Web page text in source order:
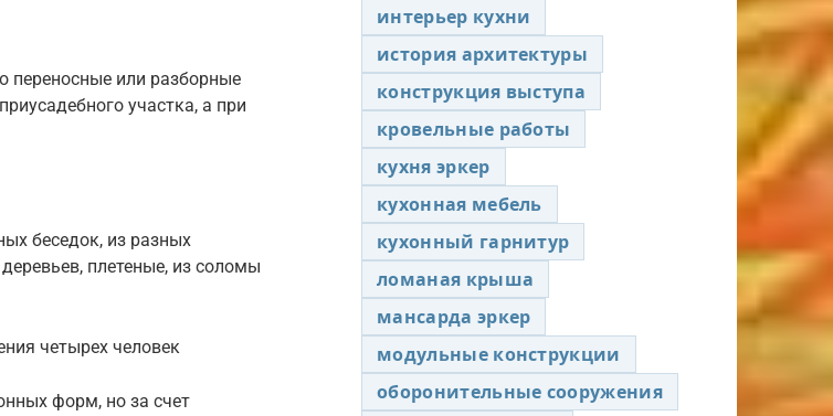
переносные или разборные
участка, а при
беседок, из разных
плетеные, из соломы
четырех человек
форм, но за счет
интерьер кухни
история архитектуры
конструкция выступа
кровельные работы
кухня эркер
кухонная мебель
кухонный гарнитур
ломаная крыша
мансарда эркер
модульные конструкции
оборонительные сооружения